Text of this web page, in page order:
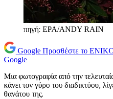
πηγή: EPA/ANDY RAIN
Google Προσθέστε το
Google
Μια φωτογραφία από την
κάνει τον γύρο του διαδικτύου,
θανάτου της.